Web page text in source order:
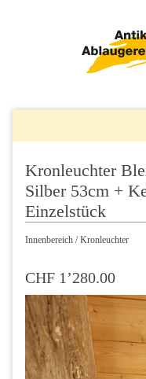
Kronleuchter
Silber 53cm +
Einzelstück
Innenbereich / Kronleuchter
CHF 1’280.00